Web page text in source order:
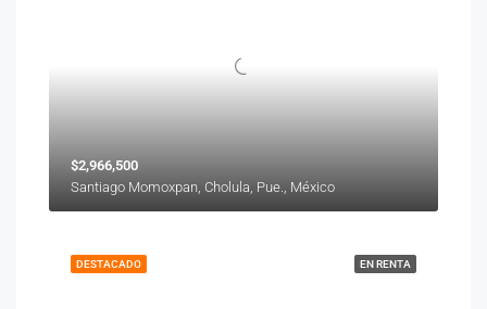
$2,966,500
Santiago Momoxpan, Cholula, Pue., México
EN RENTA
DESTACADO